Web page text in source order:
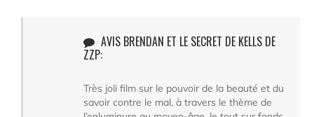
AVIS BRENDAN ET LE SECRET DE KELLS DE
ZZP:
Très joli film sur le pouvoir de la beauté et du
savoir contre le mal, à travers le thème de